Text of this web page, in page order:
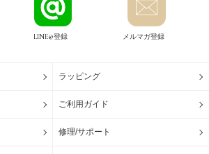
LINE@登録 メルマガ登録
ラッピング
ご利用ガイド
修理/サポート